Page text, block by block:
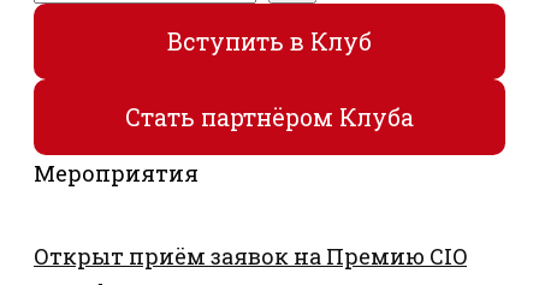
Вступить в Клуб
Стать партнёром Клуба
Мероприятия
Открыт приём заявок на Премию CIO